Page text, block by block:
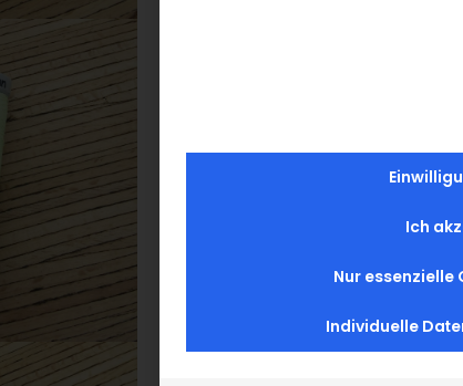
Ich
Nur essenzielle
Individuelle